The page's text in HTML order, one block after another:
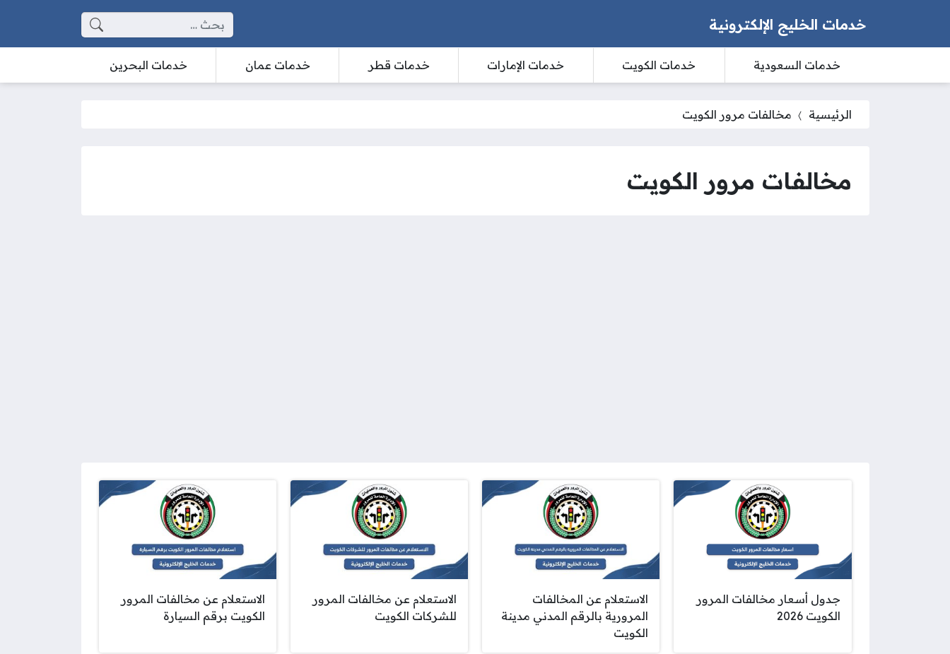
خدمات الخليج الإلكترونية البحث عن:
خدمات السعودية خدمات الكويت خدمات الإمارات خدمات قطر خدمات عمان خدمات البحرين
الرئيسية مخالفات مرور الكويت
مخالفات مرور الكويت
جدول أسعار مخالفات المرور
الكويت 2026
الاستعلام عن المخالفات
المرورية بالرقم المدني مدينة
الكويت
الاستعلام عن مخالفات المرور
للشركات الكويت
الاستعلام عن مخالفات المرور
الكويت برقم السيارة